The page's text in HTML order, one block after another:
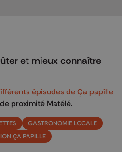
et mieux connaître
épisodes de Ça papille
proximité Matélé.
GASTRONOMIE LOCALE
ÇA PAPILLE